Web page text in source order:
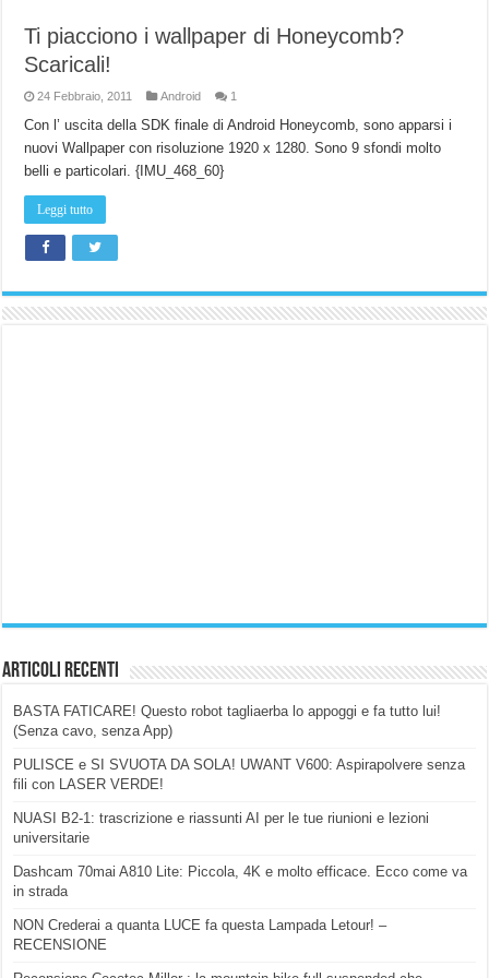
Ti piacciono i wallpaper di Honeycomb?
Scaricali!
24 Febbraio, 2011 Android 1
Con l’ uscita della SDK finale di Android Honeycomb, sono apparsi i
nuovi Wallpaper con risoluzione 1920 x 1280. Sono 9 sfondi molto
belli e particolari. {IMU_468_60}
Leggi tutto
Articoli Recenti
BASTA FATICARE! Questo robot tagliaerba lo appoggi e fa tutto lui!
(Senza cavo, senza App)
PULISCE e SI SVUOTA DA SOLA! UWANT V600: Aspirapolvere senza
fili con LASER VERDE!
NUASI B2-1: trascrizione e riassunti AI per le tue riunioni e lezioni
universitarie
Dashcam 70mai A810 Lite: Piccola, 4K e molto efficace. Ecco come va
in strada
NON Crederai a quanta LUCE fa questa Lampada Letour! –
RECENSIONE